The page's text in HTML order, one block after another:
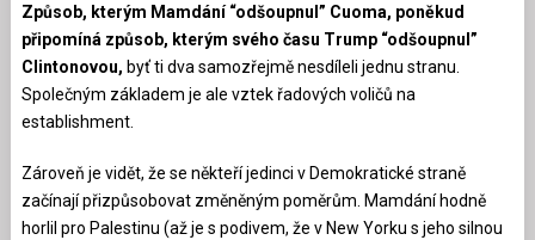
Způsob, kterým Mamdání “odšoupnul” Cuoma, poněkud
připomíná způsob, kterým svého času Trump “odšoupnul”
Clintonovou, byť ti dva samozřejmě nesdíleli jednu stranu.
Společným základem je ale vztek řadových voličů na
establishment.
Zároveň je vidět, že se někteří jedinci v Demokratické straně
začínají přizpůsobovat změněným poměrům. Mamdání hodně
horlil pro Palestinu (až je s podivem, že v New Yorku s jeho silnou